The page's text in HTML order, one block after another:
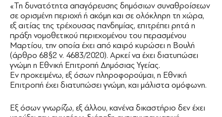
«Τη δυνατότητα απαγόρευσης δημόσιων συναθροίσεων
σε ορισμένη περιοχή ή ακόμη και σε ολόκληρη τη χώρα,
εξ αιτίας της τρέχουσας πανδημίας, επιτρέπει ρητά η
πράξη νομοθετικού περιεχομένου του περασμένου
Μαρτίου, την οποία έχει από καιρό κυρώσει η Βουλή
(άρθρο 68§2 ν. 4683/2020). Αρκεί να έχει διατυπώσει
γνώμη η Εθνική Επιτροπή Δημόσιας Υγείας.
Εν προκειμένω, εξ όσων πληροφορούμαι, η Εθνική
Επιτροπή έχει διατυπώσει γνώμη, και μάλιστα ομόφωνη.
Εξ όσων γνωρίζω, εξ άλλου, κανένα δικαστήριο δεν έχει